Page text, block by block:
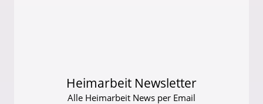
Heimarbeit Newsletter
Alle Heimarbeit News per Email